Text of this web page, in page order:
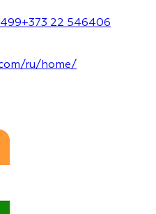
+373 22 546406
ru/home/